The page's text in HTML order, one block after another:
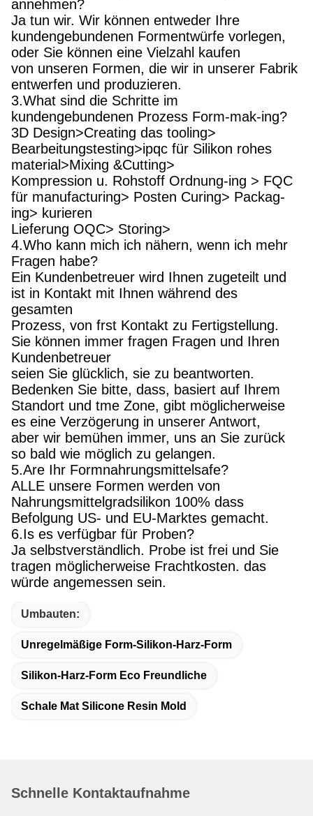
annehmen?
Ja tun wir. Wir können entweder Ihre
kundengebundenen Formentwürfe vorlegen,
oder Sie können eine Vielzahl kaufen
von unseren Formen, die wir in unserer Fabrik
entwerfen und produzieren.
3.What sind die Schritte im
kundengebundenen Prozess Form-mak-ing?
3D Design>Creating das tooling>
Bearbeitungstesting>ipqc für Silikon rohes
material>Mixing &Cutting>
Kompression u. Rohstoff Ordnung-ing > FQC
für manufacturing> Posten Curing> Packag-
ing> kurieren
Lieferung OQC> Storing>
4.Who kann mich ich nähern, wenn ich mehr
Fragen habe?
Ein Kundenbetreuer wird Ihnen zugeteilt und
ist in Kontakt mit Ihnen während des
gesamten
Prozess, von frst Kontakt zu Fertigstellung.
Sie können immer fragen Fragen und Ihren
Kundenbetreuer
seien Sie glücklich, sie zu beantworten.
Bedenken Sie bitte, dass, basiert auf Ihrem
Standort und tme Zone, gibt möglicherweise
es eine Verzögerung in unserer Antwort,
aber wir bemühen immer, uns an Sie zurück
so bald wie möglich zu gelangen.
5.Are Ihr Formnahrungsmittelsafe?
ALLE unsere Formen werden von
Nahrungsmittelgradsilikon 100% dass
Befolgung US- und EU-Marktes gemacht.
6.Is es verfügbar für Proben?
Ja selbstverständlich. Probe ist frei und Sie
tragen möglicherweise Frachtkosten. das
würde angemessen sein.
Umbauten:
Unregelmäßige Form-Silikon-Harz-Form
Silikon-Harz-Form Eco Freundliche
Schale Mat Silicone Resin Mold
Schnelle Kontaktaufnahme